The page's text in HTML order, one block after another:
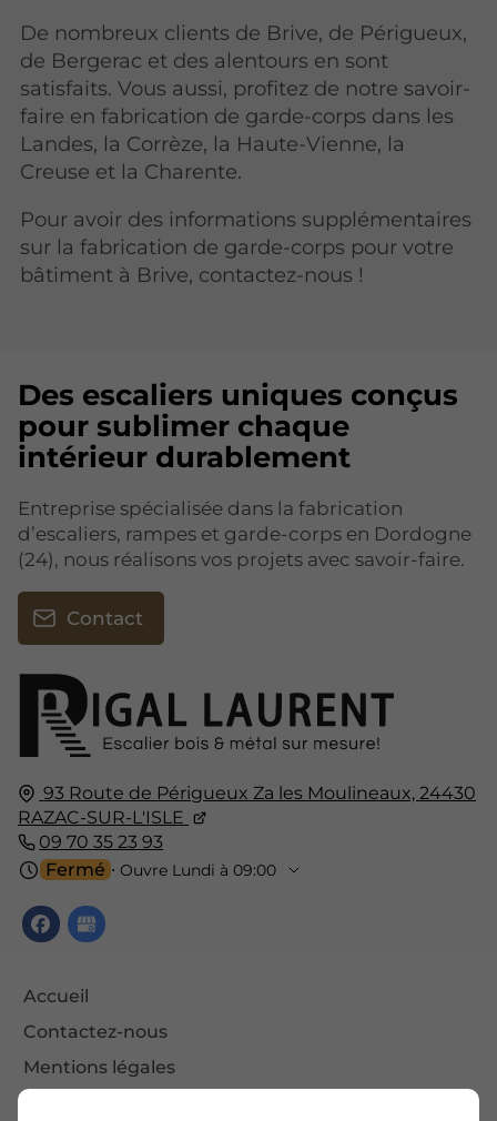
De nombreux clients de Brive, de Périgueux,
de Bergerac et des alentours en sont
satisfaits. Vous aussi, profitez de notre savoir-
faire en fabrication de garde-corps dans les
Landes, la Corrèze, la Haute-Vienne, la
Creuse et la Charente.
Pour avoir des informations supplémentaires
sur la fabrication de garde-corps pour votre
bâtiment à Brive, contactez-nous !
93 Route de Périgueux Za les Moulineaux,24430
RAZAC-SUR-L'ISLE
09 70 35 23 93
Fermé ⋅ Ouvre Lundi à 09:00
Accueil
Contactez-nous
Mentions légales
Des escaliers uniques conçus
pour sublimer chaque
intérieur durablement
Entreprise spécialisée dans la fabrication
d’escaliers, rampes et garde-corps en Dordogne
(24), nous réalisons vos projets avec savoir-faire.
Contact